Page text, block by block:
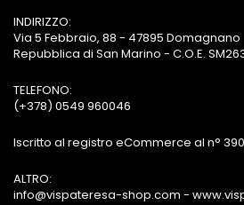
INDIRIZZO:
Via 5 Febbraio, 88 - 47895 Domagnano
Repubblica di San Marino - C.O.E.
TELEFONO:
(+378) 0549 960046
Iscritto al registro eCommerce al n°
ALTRO:
info@vispateresa-shop.com -